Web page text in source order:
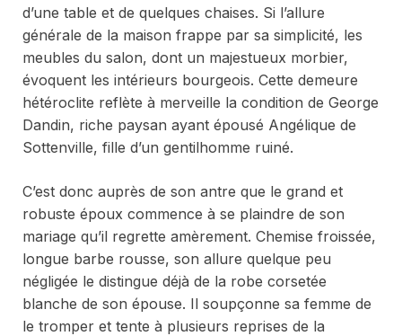
d’une table et de quelques chaises. Si l’allure
générale de la maison frappe par sa simplicité, les
meubles du salon, dont un majestueux morbier,
évoquent les intérieurs bourgeois. Cette demeure
hétéroclite reflète à merveille la condition de George
Dandin, riche paysan ayant épousé Angélique de
Sottenville, fille d’un gentilhomme ruiné.
C’est donc auprès de son antre que le grand et
robuste époux commence à se plaindre de son
mariage qu’il regrette amèrement. Chemise froissée,
longue barbe rousse, son allure quelque peu
négligée le distingue déjà de la robe corsetée
blanche de son épouse. Il soupçonne sa femme de
le tromper et tente à plusieurs reprises de la